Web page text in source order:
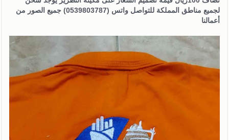
لجميع مناطق المملكة للتواصل واتس (0539803787) جميع الصور من
أعمالنا